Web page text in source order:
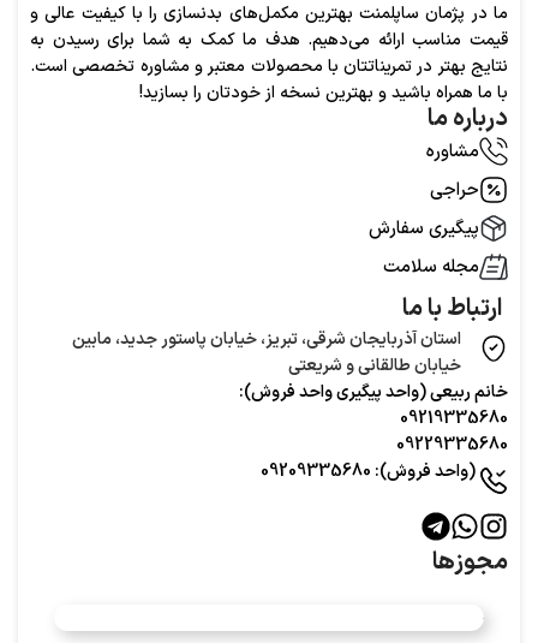
ما در پژمان ساپلمنت بهترین مکمل‌های بدنسازی را با کیفیت عالی و
قیمت مناسب ارائه می‌دهیم. هدف ما کمک به شما برای رسیدن به
نتایج بهتر در تمریناتتان با محصولات معتبر و مشاوره تخصصی است.
با ما همراه باشید و بهترین نسخه از خودتان را بسازید!
درباره ما
مشاوره
حراجی
پیگیری سفارش
مجله سلامت
ارتباط با ما
استان آذربایجان شرقی، تبریز، خیابان پاستور جدید، مابین
خیابان طالقانی و شریعتی
خانم ربیعی (واحد‌ پیگیری واحد فروش):
09219335680
09229335680
(واحد فروش): 09209335680
مجوزها